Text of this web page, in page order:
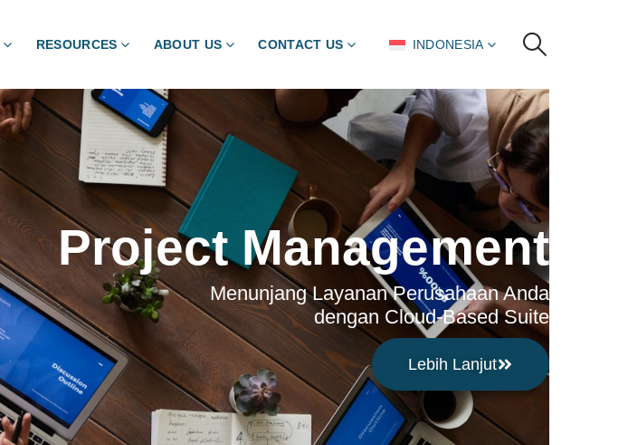
RESOURCES ABOUT US CONTACT US INDONESIA
Project Management
Menunjang Layanan Perusahaan Anda
dengan Cloud-Based Suite
Lebih Lanjut